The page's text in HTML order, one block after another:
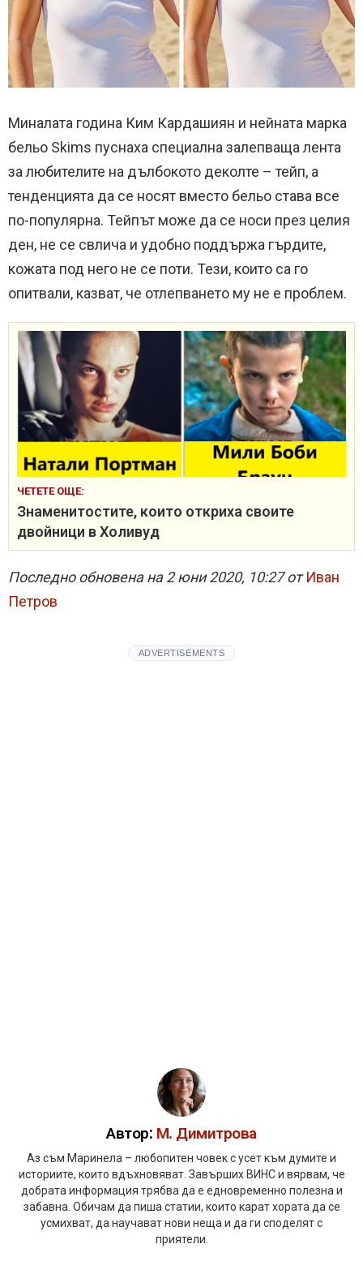
Миналата година Ким Кардашиян и нейната марка
бельо Skims пуснаха специална залепваща лента
за любителите на дълбокото деколте – тейп, а
тенденцията да се носят вместо бельо става все
по-популярна. Тейпът може да се носи през целия
ден, не се свлича и удобно поддържа гърдите,
кожата под него не се поти. Тези, които са го
опитвали, казват, че отлепването му не е проблем.
ЧЕТЕТЕ ОЩЕ:
Знаменитостите, които откриха своите
двойници в Холивуд
Последно обновена на 2 юни 2020, 10:27 от Иван
Петров
ADVERTISEMENTS
Автор: М. Димитрова
Аз съм Маринела – любопитен човек с усет към думите и
историите, които вдъхновяват. Завърших ВИНС и вярвам, че
добрата информация трябва да е едновременно полезна и
забавна. Обичам да пиша статии, които карат хората да се
усмихват, да научават нови неща и да ги споделят с
приятели.